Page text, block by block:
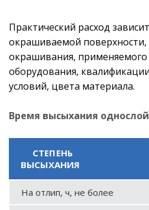
Практический расход
окрашиваемой
окрашивания, применяемого
оборудования,
условий, цвета материала.
Время высыхания
СТЕПЕНЬ
ВЫСЫХАНИЯ
На отлип, ч, не более